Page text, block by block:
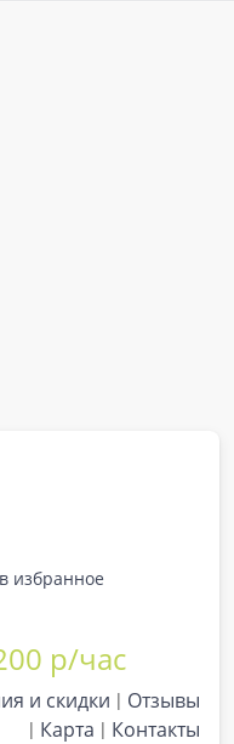
избранное
р/час
и скидки
Отзывы
Карта
Контакты